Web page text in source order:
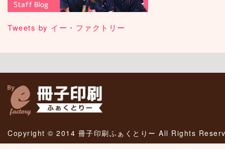
Tweets by イー・ファクトリー
Copyright © 2014 冊子印刷ふぁくとりー All Rights